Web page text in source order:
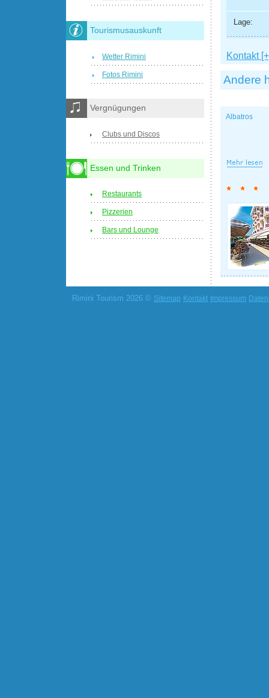
Lage:
Kontakt
Andere
Albatros
Tourismusauskunft
Wetter Rimini
Fotos Rimini
Vergnügungen
Clubs und Discos
Essen und Trinken
Restaurants
Pizzerien
Bars und Lounge
Rimini Tourism 2026 © Sitemap Kontakt Impressum